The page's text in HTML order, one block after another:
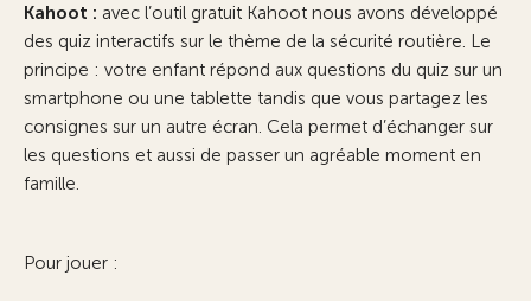
Kahoot : avec l’outil gratuit Kahoot nous avons développé
des quiz interactifs sur le thème de la sécurité routière. Le
principe : votre enfant répond aux questions du quiz sur un
smartphone ou une tablette tandis que vous partagez les
consignes sur un autre écran. Cela permet d’échanger sur
les questions et aussi de passer un agréable moment en
famille.
Pour jouer :